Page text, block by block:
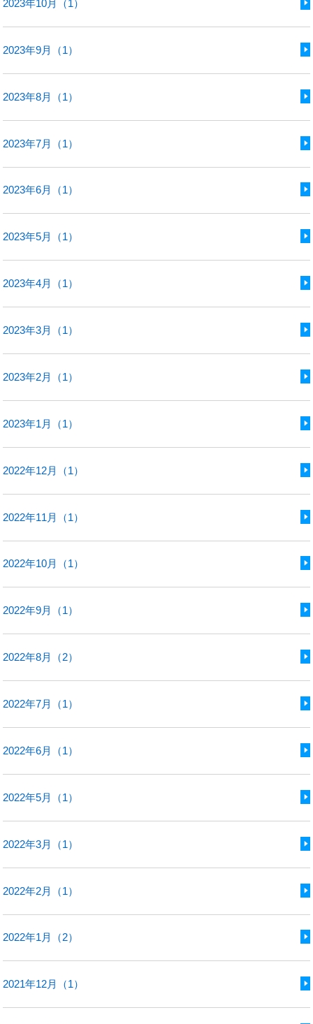
2023年10月（1）
2023年9月（1）
2023年8月（1）
2023年7月（1）
2023年6月（1）
2023年5月（1）
2023年4月（1）
2023年3月（1）
2023年2月（1）
2023年1月（1）
2022年12月（1）
2022年11月（1）
2022年10月（1）
2022年9月（1）
2022年8月（2）
2022年7月（1）
2022年6月（1）
2022年5月（1）
2022年3月（1）
2022年2月（1）
2022年1月（2）
2021年12月（1）